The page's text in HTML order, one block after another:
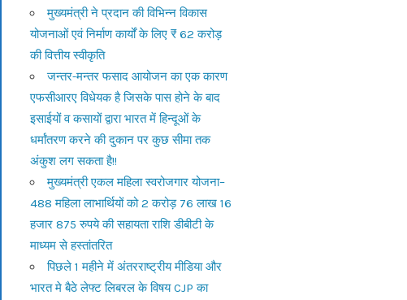
मुख्यमंत्री ने प्रदान की विभिन्न विकास
योजनाओं एवं निर्माण कार्यों के लिए ₹ 62 करोड़
की वित्तीय स्वीकृति
जन्तर-मन्तर फसाद आयोजन का एक कारण
एफसीआरए विधेयक है जिसके पास होने के बाद
इसाईयों व कसायों द्वारा भारत में हिन्दूओं के
धर्मांतरण करने की दुकान पर कुछ सीमा तक
अंकुश लग सकता है!!
मुख्यमंत्री एकल महिला स्वरोजगार योजना–
488 महिला लाभार्थियों को 2 करोड़ 76 लाख 16
हजार 875 रुपये की सहायता राशि डीबीटी के
माध्यम से हस्तांतरित
पिछले 1 महीने में अंतरराष्ट्रीय मीडिया और
भारत मे बैठे लेफ्ट लिबरल के विषय CJP का